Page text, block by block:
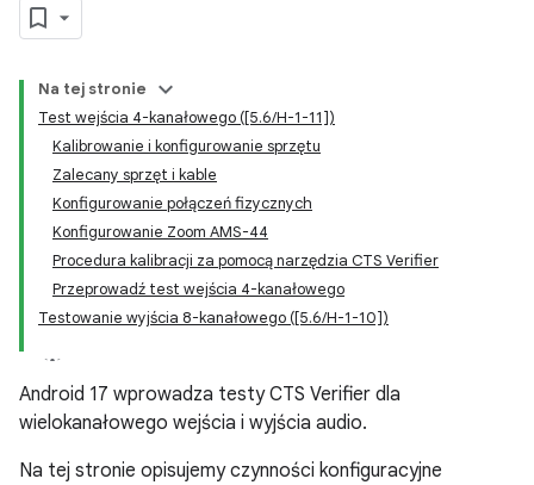
Na tej stronie
Test wejścia 4-kanałowego ([5.6/H-1-11])
Kalibrowanie i konfigurowanie sprzętu
Zalecany sprzęt i kable
Konfigurowanie połączeń fizycznych
Konfigurowanie Zoom AMS-44
Procedura kalibracji za pomocą narzędzia CTS Verifier
Przeprowadź test wejścia 4-kanałowego
Testowanie wyjścia 8-kanałowego ([5.6/H-1-10])
Android 17 wprowadza testy CTS Verifier dla
wielokanałowego wejścia i wyjścia audio.
Na tej stronie opisujemy czynności konfiguracyjne